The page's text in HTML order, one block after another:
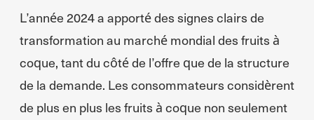
L’année 2024 a apporté des signes clairs de
transformation au marché mondial des fruits à
coque, tant du côté de l’offre que de la structure
de la demande. Les consommateurs considèrent
de plus en plus les fruits à coque non seulement